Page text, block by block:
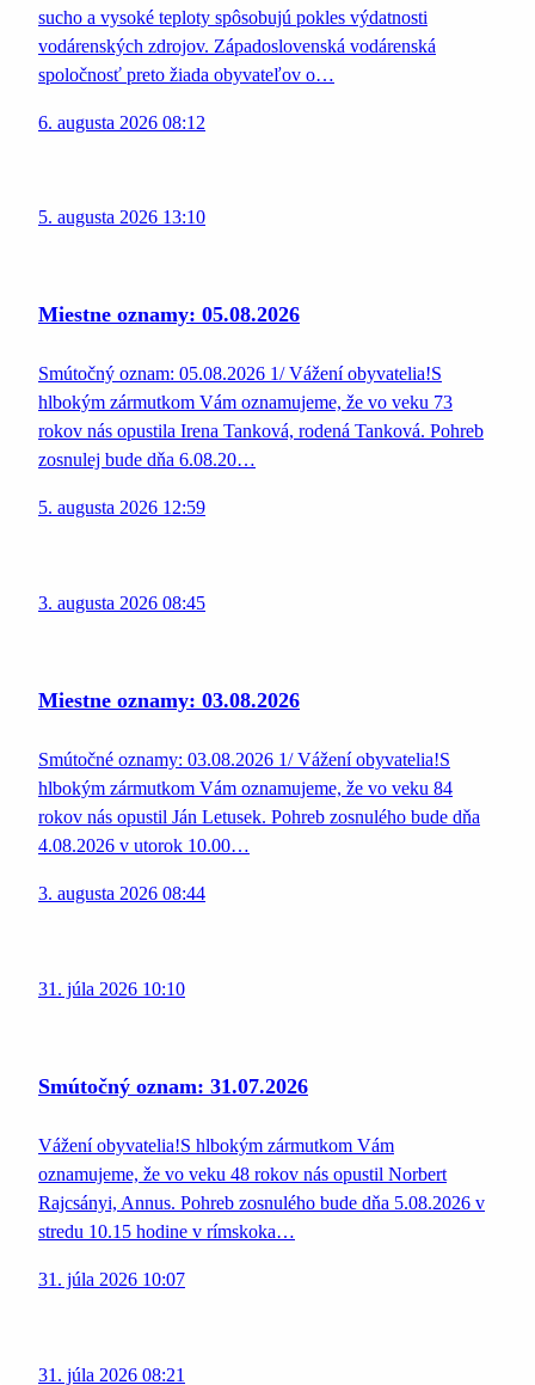
sucho a vysoké teploty spôsobujú pokles výdatnosti
vodárenských zdrojov. Západoslovenská vodárenská
spoločnosť preto žiada obyvateľov o…
6. augusta 2026 08:12
5. augusta 2026 13:10
Miestne oznamy: 05.08.2026
Smútočný oznam: 05.08.2026 1/ Vážení obyvatelia!S
hlbokým zármutkom Vám oznamujeme, že vo veku 73
rokov nás opustila Irena Tanková, rodená Tanková. Pohreb
zosnulej bude dňa 6.08.20…
5. augusta 2026 12:59
3. augusta 2026 08:45
Miestne oznamy: 03.08.2026
Smútočné oznamy: 03.08.2026 1/ Vážení obyvatelia!S
hlbokým zármutkom Vám oznamujeme, že vo veku 84
rokov nás opustil Ján Letusek. Pohreb zosnulého bude dňa
4.08.2026 v utorok 10.00…
3. augusta 2026 08:44
31. júla 2026 10:10
Smútočný oznam: 31.07.2026
Vážení obyvatelia!S hlbokým zármutkom Vám
oznamujeme, že vo veku 48 rokov nás opustil Norbert
Rajcsányi, Annus. Pohreb zosnulého bude dňa 5.08.2026 v
stredu 10.15 hodine v rímskoka…
31. júla 2026 10:07
31. júla 2026 08:21